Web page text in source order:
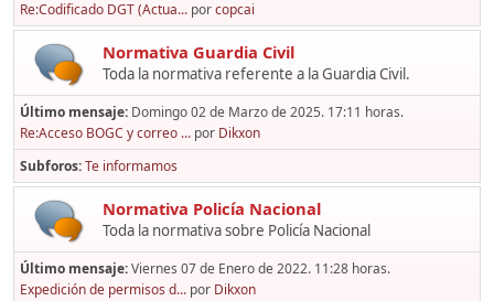
Re:Codificado DGT (Actua... porcopcai
Normativa Guardia Civil
Toda la normativa referente a la Guardia Civil.
Último mensaje: Domingo 02 de Marzo de 2025. 17:11 horas.
Re:Acceso BOGC y correo ... por Dikxon
Subforos Te informamos
Normativa Policía Nacional
Toda la normativa sobre Policía Nacional
Último mensaje:Viernes 07 de Enero de 2022. 11:28 horas.
Expedición de permisos d... por Dikxon